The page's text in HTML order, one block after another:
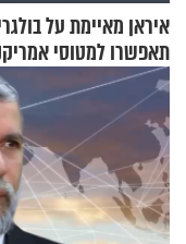
איראן מאיימת על
תאפשרו למטוסי
להמריא מהשטח